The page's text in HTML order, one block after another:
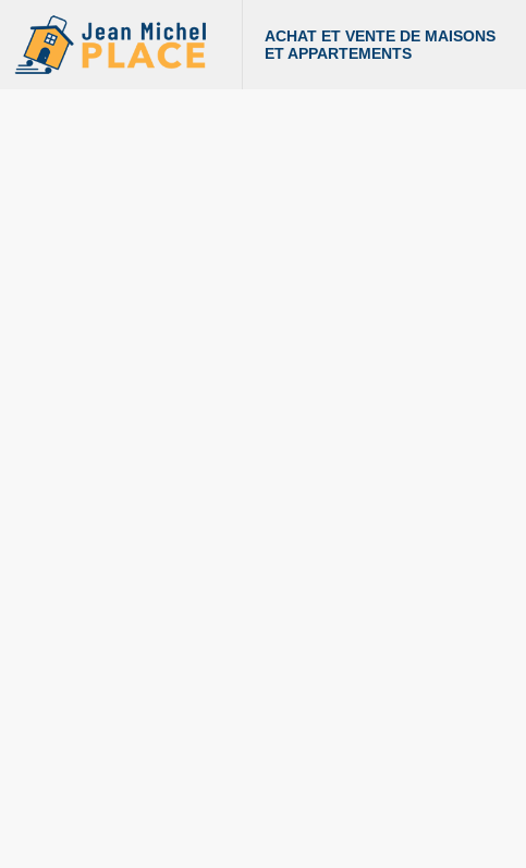
ACHAT ET VENTE DE MAISONS
ET APPARTEMENTS